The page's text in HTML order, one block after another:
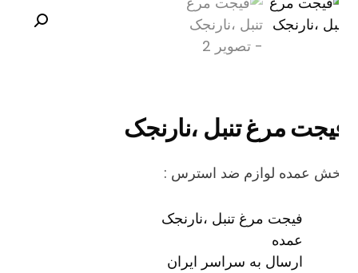
مرغ تنبل ،نارنجک
عمده لوازم ضد استرس :
فیجت مرغ تنبل ،نارنجک
عمده
ارسال به سراسر ایران